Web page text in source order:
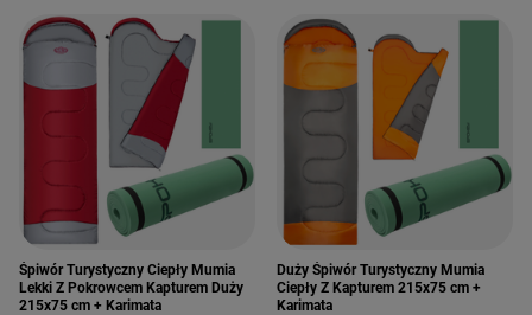
Śpiwór Turystyczny Ciepły Mumia
Lekki Z Pokrowcem Kapturem Duży
215x75 cm + Karimata
Duży Śpiwór Turystyczny Mumia
Ciepły Z Kapturem 215x75 cm +
Karimata